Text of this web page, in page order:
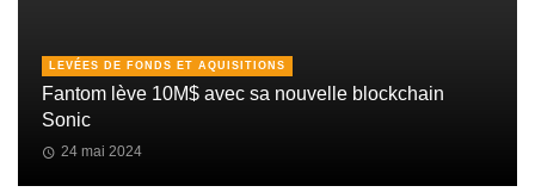
LEVÉES DE FONDS ET AQUISITIONS
Fantom lève 10M$ avec sa nouvelle blockchain
Sonic
24 mai 2024